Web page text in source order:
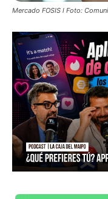
Mercado FOSIS l Foto: